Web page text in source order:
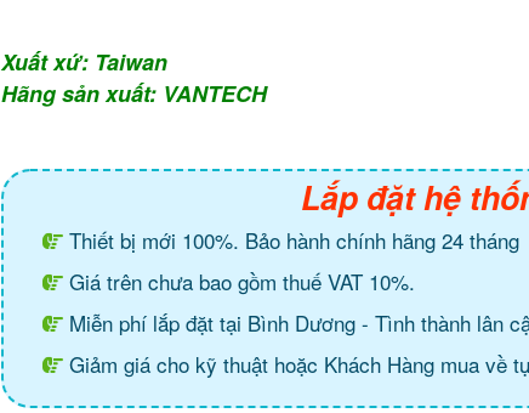
Xuất xứ: Taiwan
Hãng sản xuất: VANTECH
Lắp đặt hệ
Thiết bị mới 100%. Bảo hành chính hãng 24 tháng
Giá trên chưa bao gồm thuế VAT 10%.
Miễn phí lắp đặt tại Bình Dương - Tình thành lân
Giảm giá cho kỹ thuật hoặc Khách Hàng mua về